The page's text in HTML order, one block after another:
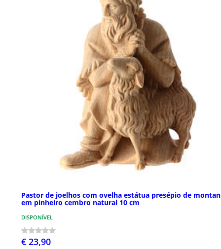
Pastor de joelhos com ovelha estátua presépio de
em pinheiro cembro natural 10 cm
DISPONÍVEL
€ 23,90